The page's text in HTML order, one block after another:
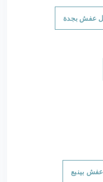
عفش بجدة
بينبع